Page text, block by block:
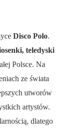
Disco Polo.
teledyski
Polsce. Na
ze świata
utworów
artystów.
dlatego